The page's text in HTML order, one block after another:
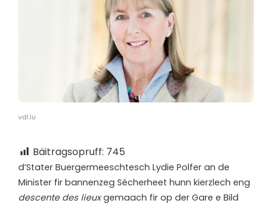
vdl.lu
Bäitragsopruff: 745
d’Stater Buergermeeschtesch Lydie Polfer an de
Minister fir bannenzeg Sécherheet hunn kierzlech eng
descente des lieuxgemaach fir op der Gare e Bild